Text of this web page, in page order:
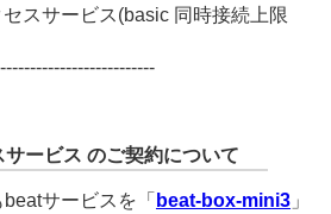
スサービス(basic 同時接続上限
ービス のご契約について
サービスを「 beat-box-mini3 」